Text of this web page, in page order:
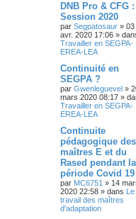
DNB Pro & CFG :
Session 2020
par Segpatosaur » 03
avr. 2020 17:06 »
Travailler en SEGPA-
EREA-LEA
Continuité en
SEGPA ?
par Gwenleguevel »
mars 2020 08:17 »
Travailler en SEGPA-
EREA-LEA
Continuite
pédagogique des
maîtres E et du
Rased pendant la
période Covid 19
par MC6751 » 14
2020 22:58 » dans Le
travail des maîtres
d'adaptation